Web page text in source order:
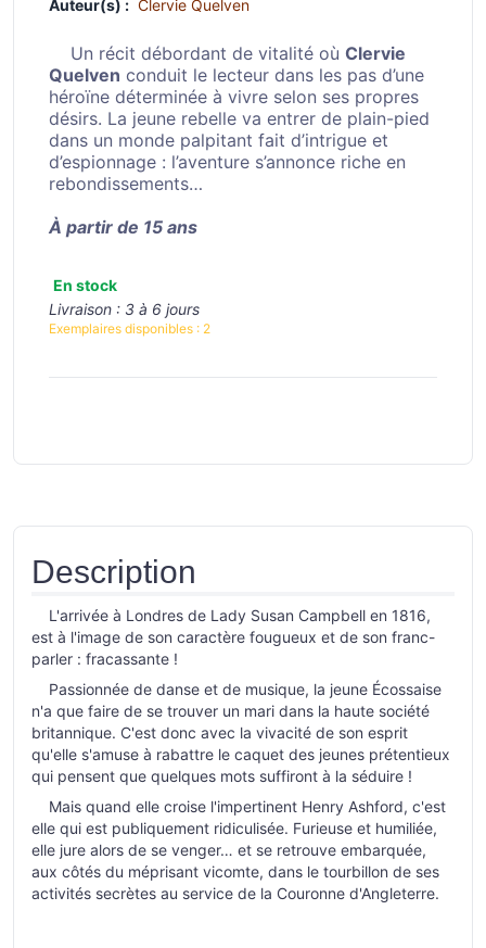
Auteur(s) : Clervie Quelven
Un récit débordant de vitalité où Clervie
Quelven conduit le lecteur dans les pas d’une
héroïne déterminée à vivre selon ses propres
désirs. La jeune rebelle va entrer de plain-pied
dans un monde palpitant fait d’intrigue et
d’espionnage : l’aventure s’annonce riche en
rebondissements…
À partir de 15 ans
En stock
Livraison : 3 à 6 jours
Exemplaires disponibles : 2
Description
L'arrivée à Londres de Lady Susan Campbell en 1816,
est à l'image de son caractère fougueux et de son franc-
parler : fracassante !
Passionnée de danse et de musique, la jeune Écossaise
n'a que faire de se trouver un mari dans la haute société
britannique. C'est donc avec la vivacité de son esprit
qu'elle s'amuse à rabattre le caquet des jeunes prétentieux
qui pensent que quelques mots suffiront à la séduire !
Mais quand elle croise l'impertinent Henry Ashford, c'est
elle qui est publiquement ridiculisée. Furieuse et humiliée,
elle jure alors de se venger… et se retrouve embarquée,
aux côtés du méprisant vicomte, dans le tourbillon de ses
activités secrètes au service de la Couronne d'Angleterre.